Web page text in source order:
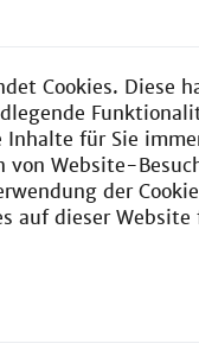
Studienstart in
– Hochschule,
Cookies. Diese
Inhalte für Sie
von Website-
der
auf dieser